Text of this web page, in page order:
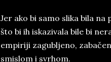
Jer ako bi samo slika bila
što bi ih iskazivala bile bi
empiriji zagubljeno,
smislom i svrhom.